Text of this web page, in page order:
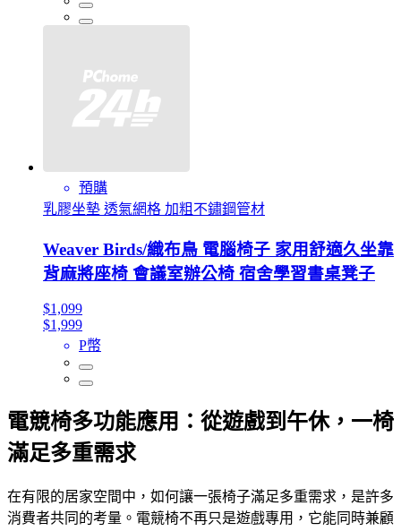
預購
乳膠坐墊 透氣網格 加粗不鏽鋼管材
Weaver Birds/織布鳥 電腦椅子 家用舒適久坐靠
背麻將座椅 會議室辦公椅 宿舍學習書桌凳子
$1,099
$1,999
P幣
電競椅多功能應用：從遊戲到午休，一椅
滿足多重需求
在有限的居家空間中，如何讓一張椅子滿足多重需求，是許多
消費者共同的考量。電競椅不再只是遊戲專用，它能同時兼顧